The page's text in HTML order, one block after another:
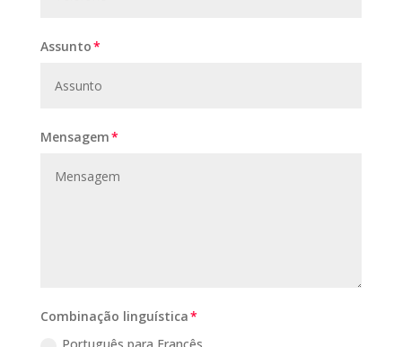
Assunto
Mensagem
Combinação linguística